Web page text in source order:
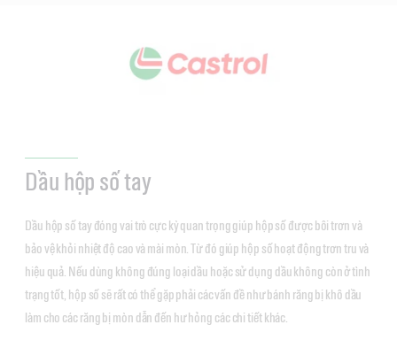
Dầu hộp số tay
Dầu hộp số tay đóng vai trò cực kỳ quan trọng giúp hộp số được bôi trơn và
bảo vệ khỏi nhiệt độ cao và mài mòn. Từ đó giúp hộp số hoạt động trơn tru và
hiệu quả. Nếu dùng không đúng loại dầu hoặc sử dụng dầu không còn ở tình
trạng tốt, hộp số sẽ rất có thể gặp phải các vấn đề như bánh răng bị khô dầu
làm cho các răng bị mòn dẫn đến hư hỏng các chi tiết khác.